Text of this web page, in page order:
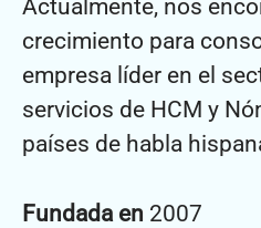
Actualmente, nos
crecimiento para
empresa líder en el
servicios de HCM y
países de habla
Fundada en 2007